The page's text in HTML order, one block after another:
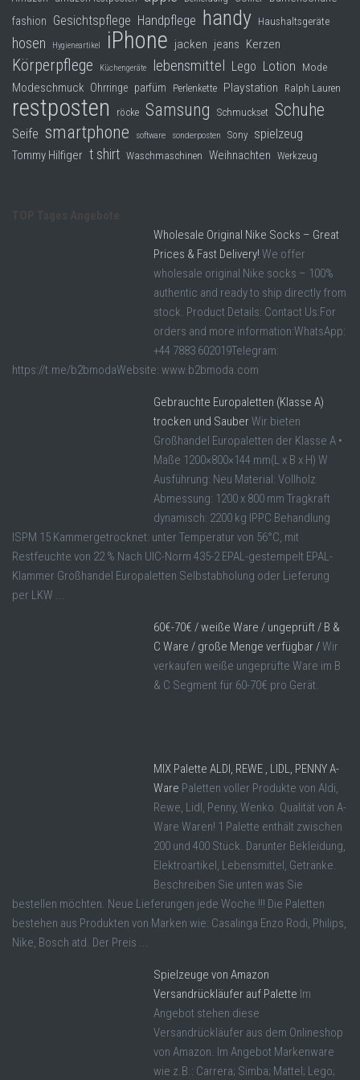
fashion Gesichtspflege Handpflege handy Haushaltsgeräte
hosen Hygieneartikel iPhone jacken jeans Kerzen
Körperpflege Küchengeräte lebensmittel Lego Lotion Mode
Modeschmuck Ohrringe parfüm Perlenkette Playstation Ralph Lauren
restposten röcke Samsung Schmuckset Schuhe
Seife smartphone software sonderposten Sony spielzeug
Tommy Hilfiger t shirt Waschmaschinen Weihnachten Werkzeug
Wholesale Original Nike Socks – Great
Prices & Fast Delivery! We offer
wholesale original Nike socks – 100%
authentic and ready to ship directly from
stock. Product Details: Contact Us:For
orders and more information:WhatsApp:
+44 7883 602019Telegram:
https://t.me/b2bmodaWebsite: www.b2bmoda.com
Gebrauchte Europaletten (Klasse A)
trocken und SauberWir bieten
Großhandel Europaletten der Klasse A •
Maße 1200×800×144 mm(L x B x H) W
Ausführung: Neu Material: Vollholz
Abmessung: 1200 x 800 mm Tragkraft
dynamisch: 2200 kg IPPC Behandlung
ISPM 15 Kammergetrocknet: unter Temperatur von 56°C, mit
Restfeuchte von 22 % Nach UIC-Norm 435-2 EPAL-gestempelt EPAL-
Klammer Großhandel Europaletten Selbstabholung oder Lieferung
per LKW ...
60€-70€ / weiße Ware / ungeprüft / B &
C Ware / große Menge verfügbar /Wir
verkaufen weiße ungeprüfte Ware im B
& C Segment für 60-70€ pro Gerät.
MIX Palette ALDI, REWE , LIDL, PENNY A-
Ware Paletten voller Produkte von Aldi,
Rewe, Lidl, Penny, Wenko. Qualität von A-
Ware Waren! 1 Palette enthält zwischen
200 und 400 Stück. Darunter Bekleidung,
Elektroartikel, Lebensmittel, Getränke.
Beschreiben Sie unten was Sie
bestellen möchten. Neue Lieferungen jede Woche !!! Die Paletten
bestehen aus Produkten von Marken wie: Casalinga Enzo Rodi, Philips,
Nike, Bosch atd. Der Preis ...
Spielzeuge von Amazon
Versandrückläufer auf Palette Im
Angebot stehen diese
Versandrückläufer aus dem Onlineshop
von Amazon. Im Angebot Markenware
wie z.B.: Carrera; Simba; Mattel; Lego;